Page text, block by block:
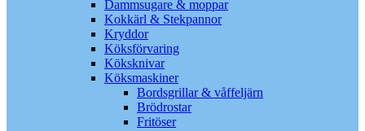
Dammsugare & moppar
Kokkärl & Stekpannor
Kryddor
Köksförvaring
Köksknivar
Köksmaskiner
Bordsgrillar & våffeljärn
Brödrostar
Fritöser